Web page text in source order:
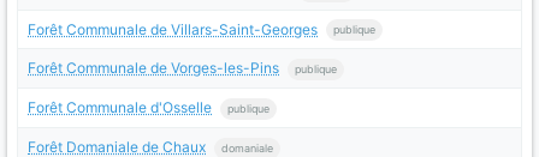
Forêt Communale de Villars-Saint-Georges publique
Forêt Communale de Vorges-les-Pins publique
Forêt Communale d'Osselle publique
Forêt Domaniale de Chaux domaniale